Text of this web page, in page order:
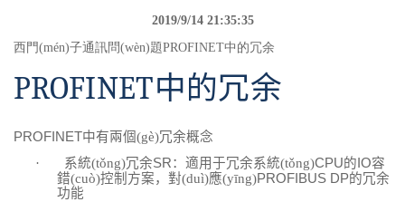
2019/9/14 21:35:35
西門(mén)子通訊問(wèn)題PROFINET中的冗余
PROFINET中的冗余
PROFINET中有兩個(gè)冗余概念
·
系統(tǒng)冗余SR：適用于冗余系統(tǒng)CPU的 IO容
錯(cuò)控制方案，對(duì)應(yīng)PROFIBUS DP的冗余
功能